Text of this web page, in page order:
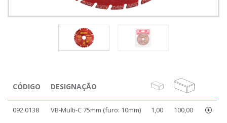
CÓDIGO DESIGNAÇÃO
092.0138 VB-Multi-C 75mm (furo: 10mm) 1,00 100,00